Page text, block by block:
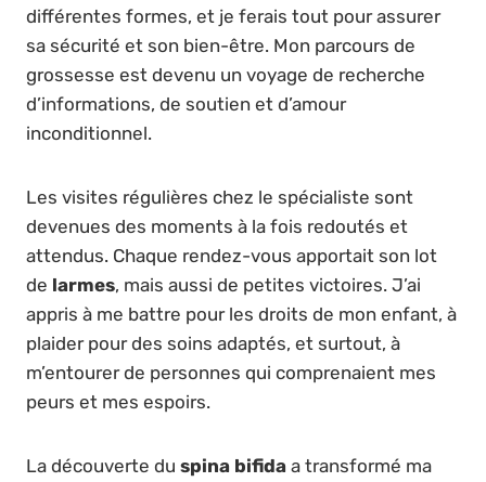
différentes formes, et je ferais tout pour assurer
sa sécurité et son bien-être. Mon parcours de
grossesse est devenu un voyage de recherche
d’informations, de soutien et d’amour
inconditionnel.
Les visites régulières chez le spécialiste sont
devenues des moments à la fois redoutés et
attendus. Chaque rendez-vous apportait son lot
de larmes, mais aussi de petites victoires. J’ai
appris à me battre pour les droits de mon enfant, à
plaider pour des soins adaptés, et surtout, à
m’entourer de personnes qui comprenaient mes
peurs et mes espoirs.
La découverte du spina bifida a transformé ma